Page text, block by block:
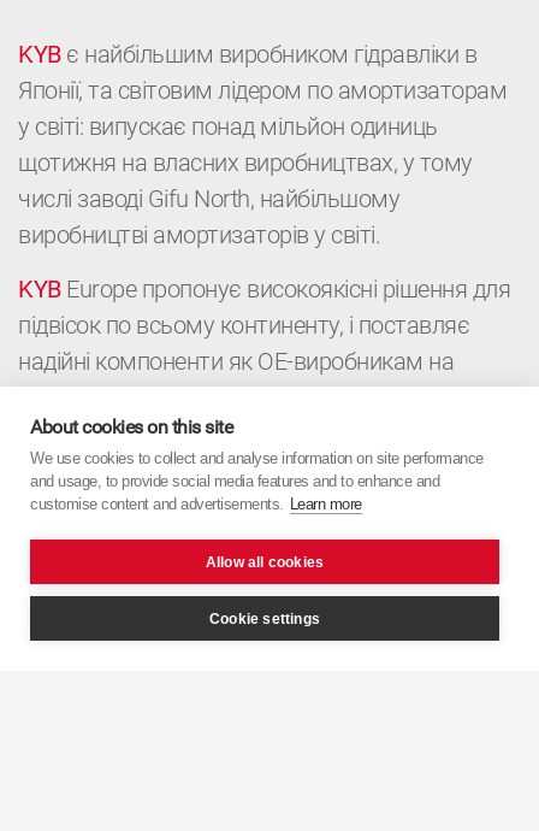
KYBє найбільшим виробником гідравліки в
Японії, та світовим лідером по амортизаторам
у світі: випускає понад мільйон одиниць
щотижня на власних виробництвах, у тому
числі заводі Gifu North, найбільшому
виробництві амортизаторів у світі.
KYBEurope пропонує високоякісні рішення для
підвісок по всьому континенту, і поставляє
надійні компоненти як ОЕ-виробникам на
автомайстерням для післпродажного
обслуговування автомобілей. Це поєднання
японської точності з європейським підходом.
About cookies on this site
We use cookies to collect and analyse information on site performance
and usage, to provide social media features and to enhance and
customise content and advertisements. Learn more
Allow all cookies
Cookie settings